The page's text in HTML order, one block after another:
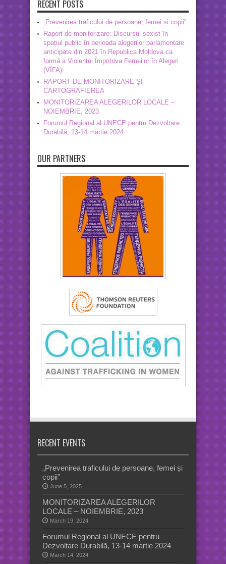
RECENT POSTS
„Prevenirea traficului de persoane, femei și copii”
Raport de monitorizare: Discursul sexist în
spațiul public în perioada alegerilor parlamentare
anticipate din 2021 în Republica Moldova ca
formă a Violenței Împotriva Femeilor în Alegeri
(VÎFA)
RAPORT DE MONITORIZARE ȘI
CARTOGRAFIEREA
MONITORIZAREA ALEGERILOR LOCALE –
NOIEMBRIE, 2023
Forumul Regional al UNECE pentru Dezvoltare
Durabilă, 13-14 martie 2024
OUR PARTNERS
RECENT EVENTS
„Prevenirea traficului de persoane, femei și
copii”
June 5, 2025
MONITORIZAREA ALEGERILOR
LOCALE – NOIEMBRIE, 2023
March 19, 2024
Forumul Regional al UNECE pentru
Dezvoltare Durabilă, 13-14 martie 2024
March 14, 2024